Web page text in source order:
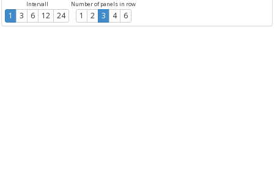
Intervall
1 3 6 12 24
Number of panels in row
1 2 3 4 6